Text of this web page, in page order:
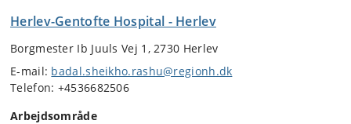
Herlev-Gentofte Hospital - Herlev
Borgmester Ib Juuls Vej 1, 2730 Herlev
E-mail: badal.sheikho.rashu@regionh.dk
Telefon: +4536682506
Arbejdsområde